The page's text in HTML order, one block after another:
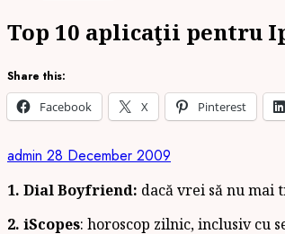
Top 10 aplicaţii pentru
Share this:
Facebook
X Pinterest
admin 28 December 2009
1. Dial Boyfriend: dacă vrei să nu mai
2. iScopes: horoscop zilnic, inclusiv cu